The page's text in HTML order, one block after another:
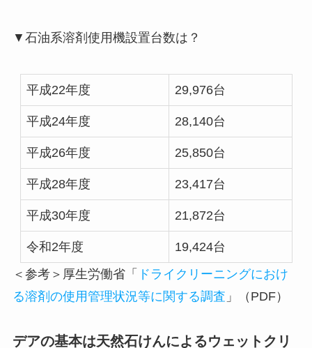
▼石油系溶剤使用機設置台数は？
平成22年度 29,976台
平成24年度 28,140台
平成26年度 25,850台
平成28年度 23,417台
平成30年度 21,872台
令和2年度
19,424台
＜参考＞厚生労働省「 ドライクリーニングにおけ
る溶剤の使用管理状況等に関する調査 」（PDF）
デアの基本は天然石けんによるウェットクリ